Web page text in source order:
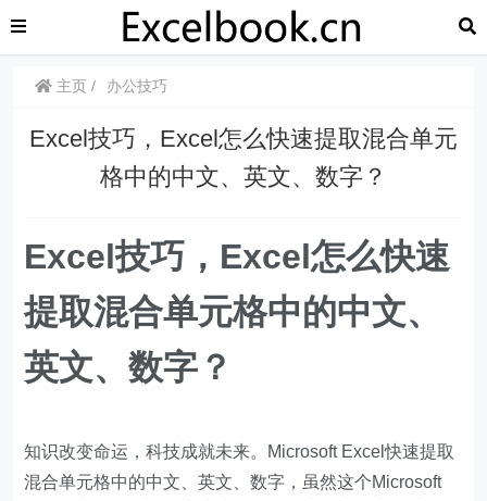
主页 办公技巧
​​Excel技巧，Excel怎么快速提取混合单元
格中的中文、英文、数字？
​​Excel技巧，Excel怎么快速
提取混合单元格中的中文、
英文、数字？
知识改变命运，科技成就未来。Microsoft Excel快速提取
混合单元格中的中文、英文、数字，虽然这个Microsoft